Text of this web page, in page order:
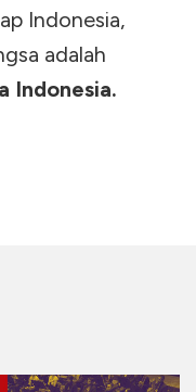
Indonesia,
adalah
Indonesia.